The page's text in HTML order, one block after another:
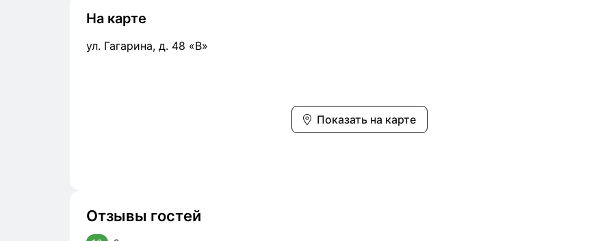
На карте
ул. Гагарина, д. 48 «В»
Показать на карте
Отзывы гостей